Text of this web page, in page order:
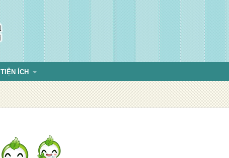
TIỆN ÍCH